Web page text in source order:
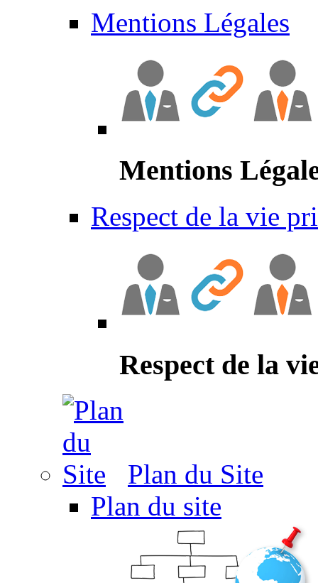
Mentions Légales
Mentions
Respect de la vie
Respect de la
Plan du Site
Plan du site